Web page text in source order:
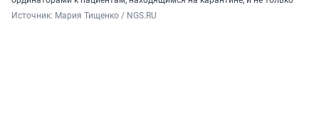
Источник: Мария Тищенко / NGS.RU